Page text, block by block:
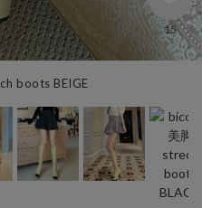
boots BEIGE
15